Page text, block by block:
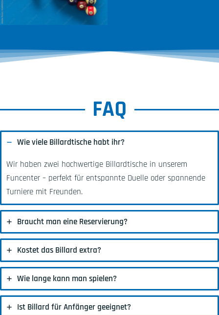
FAQ
Wie viele Billardtische habt ihr?
Wir haben zwei hochwertige Billardtische in unserem
Funcenter – perfekt für entspannte Duelle oder spannende
Turniere mit Freunden.
Braucht man eine Reservierung?
Kostet das Billard extra?
Wie lange kann man spielen?
Ist Billard für Anfänger geeignet?